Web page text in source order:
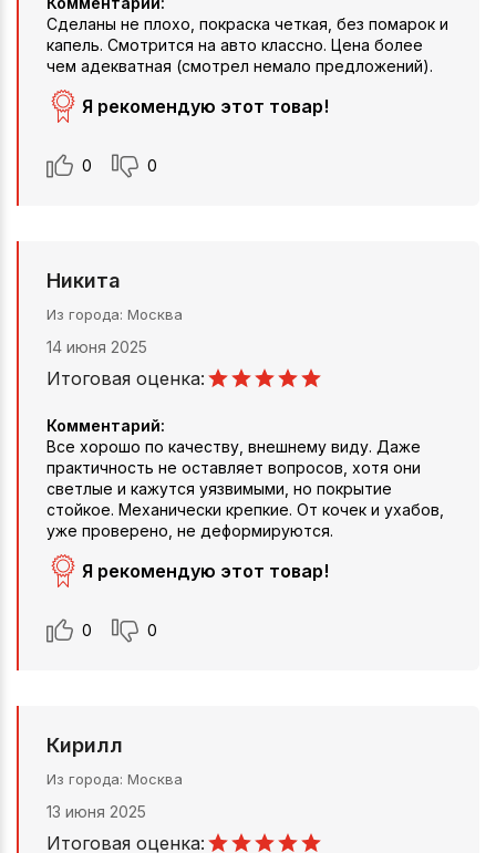
Сделаны не плохо, покраска четкая, без помарок и
капель. Смотрится на авто классно. Цена более
чем адекватная (смотрел немало предложений).
Я рекомендую этот товар!
0 0
Никита
Из города Москва
14 июня 2025
Итоговая оценка:
Комментарий:
Все хорошо по качеству, внешнему виду. Даже
практичность не оставляет вопросов, хотя они
светлые и кажутся уязвимыми, но покрытие
стойкое. Механически крепкие. От кочек и ухабов,
уже проверено, не деформируются.
Я рекомендую этот товар!
0 0
Кирилл
Из города Москва
13 июня 2025
Итоговая оценка: